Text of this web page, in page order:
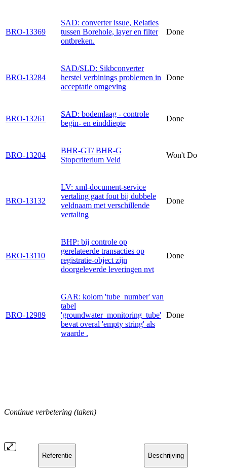
BRO-13369
SAD: converter issue, Relaties
tussen Borehole, layer en filter
ontbreken.
Done
BRO-13284
SAD/SLD: Sikbconverter
herstel verbinings problemen in
acceptatie omgeving
Done
BRO-13261
SAD: bodemlaag - controle
begin- en einddiepte
Done
BRO-13204
BHR-GT/ BHR-G
Stopcriterium Veld
Won't Do
BRO-13132
LV: xml-document-service
vertaling gaat fout bij dubbele
veldnaam met verschillende
vertaling
Done
BRO-13110
BHP: bij controle op
gerelateerde transacties op
registratie-object zijn
doorgeleverde leveringen nvt
Done
BRO-12989
GAR: kolom 'tube_number' van
tabel
'groundwater_monitoring_tube'
bevat overal 'empty string' als
waarde .
Done
Continue verbetering (taken)
Referentie Beschrijving